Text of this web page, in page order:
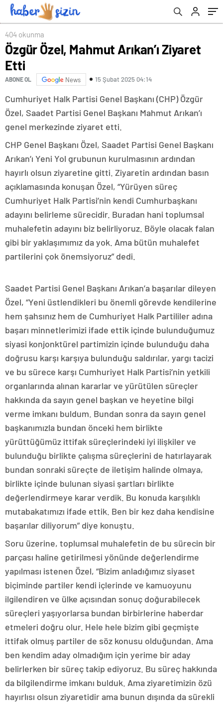
404 okunma
Özgür Özel, Mahmut Arıkan’ı Ziyaret
Etti
ABONE OL News 15 Şubat 2025 04:14
Cumhuriyet Halk Partisi Genel Başkanı (CHP) Özgür
Özel, Saadet Partisi Genel Başkanı Mahmut Arıkan’ı
genel merkezinde ziyaret etti.
CHP Genel Başkanı Özel, Saadet Partisi Genel Başkanı
Arıkan’ı Yeni Yol grubunun kurulmasının ardından
hayırlı olsun ziyaretine gitti. Ziyaretin ardından basın
açıklamasında konuşan Özel, “Yürüyen süreç
Cumhuriyet Halk Partisi’nin kendi Cumhurbaşkanı
adayını belirleme sürecidir. Buradan hani toplumsal
muhalefetin adayını biz belirliyoruz. Böyle olacak falan
gibi bir yaklaşımımız da yok. Ama bütün muhalefet
partilerini çok önemsiyoruz” dedi.
Saadet Partisi Genel Başkanı Arıkan’a başarılar dileyen
Özel, “Yeni üstlendikleri bu önemli görevde kendilerine
hem şahsınız hem de Cumhuriyet Halk Partililer adına
başarı minnetlerimizi ifade ettik içinde bulunduğumuz
siyasi konjonktürel partimizin içinde bulunduğu daha
doğrusu karşı karşıya bulunduğu saldırılar, yargı tacizi
ve bu sürece karşı Cumhuriyet Halk Partisi’nin yetkili
organlarında alınan kararlar ve yürütülen süreçler
hakkında da sayın genel başkan ve heyetine bilgi
verme imkanı buldum. Bundan sonra da sayın genel
başkanımızla bundan önceki hem birlikte
yürüttüğümüz ittifak süreçlerindeki iyi ilişkiler ve
bulunduğu birlikte çalışma süreçlerini de hatırlayarak
bundan sonraki süreçte de iletişim halinde olmaya,
birlikte içinde bulunan siyasi şartları birlikte
değerlendirmeye karar verdik. Bu konuda karşılıklı
mutabakatımızı ifade ettik. Ben bir kez daha kendisine
başarılar diliyorum” diye konuştu.
Soru üzerine, toplumsal muhalefetin de bu sürecin bir
parçası haline getirilmesi yönünde değerlendirme
yapılması istenen Özel, “Bizim anladığımız siyaset
biçiminde partiler kendi içlerinde ve kamuoyunu
ilgilendiren ve ülke açısından sonuç doğurabilecek
süreçleri yaşıyorlarsa bundan birbirlerine haberdar
etmeleri doğru olur. Hele hele bizim gibi geçmişte
ittifak olmuş partiler de söz konusu olduğundan. Ama
ben kendim aday olmadığım için yerime bir aday
belirlerken bir süreç takip ediyoruz. Bu süreç hakkında
da bilgilendirme imkanı bulduk. Ama ziyaretimizin özü
hayırlısı olsun ziyaretidir ama bunun dışında da sürekli